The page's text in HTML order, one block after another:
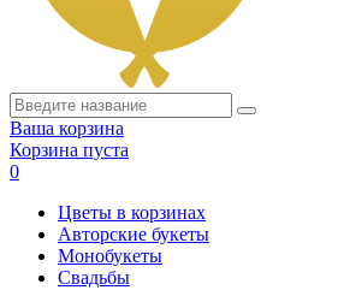
Ваша корзина
Корзина пуста
0
Цветы в корзинах
Авторские букеты
Монобукеты
Свадьбы